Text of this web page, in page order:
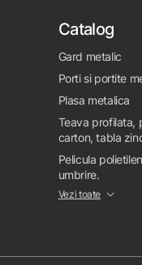
Catalog
Gard metalic
Porti si portite
Plasa metalica
Teava profilata,
carton, tabla
Pelicula
umbrire.
Vezi toate